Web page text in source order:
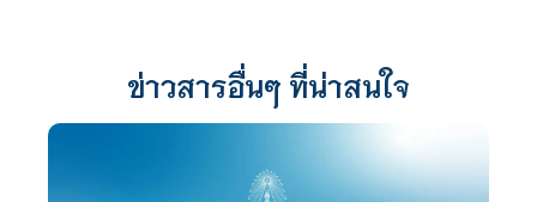
ข่าวสารอื่นๆ ที่น่าสนใจ